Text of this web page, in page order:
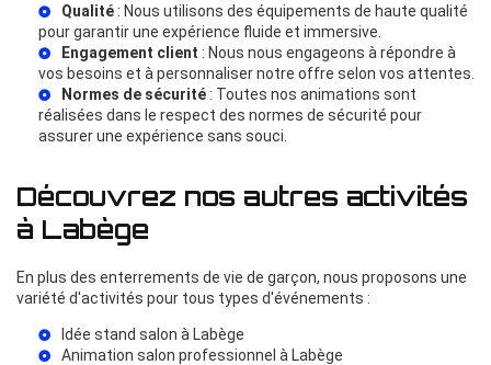
Qualité : Nous utilisons des équipements de haute qualité
pour garantir une expérience fluide et immersive.
Engagement client : Nous nous engageons à répondre à
vos besoins et à personnaliser notre offre selon vos attentes.
Normes de sécurité : Toutes nos animations sont
réalisées dans le respect des normes de sécurité pour
assurer une expérience sans souci.
Découvrez nos autres activités
à Labège
En plus des enterrements de vie de garçon, nous proposons une
variété d'activités pour tous types d'événements :
Idée stand salon à Labège
Animation salon professionnel à Labège